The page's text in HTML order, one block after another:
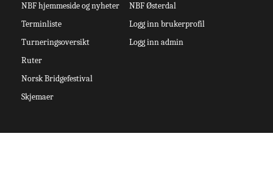
NBF hjemmeside og nyheter
Terminliste
Turneringsoversikt
Ruter
Norsk Bridgefestival
Skjemaer
NBF Østerdal
Logg inn brukerprofil
Logg inn admin